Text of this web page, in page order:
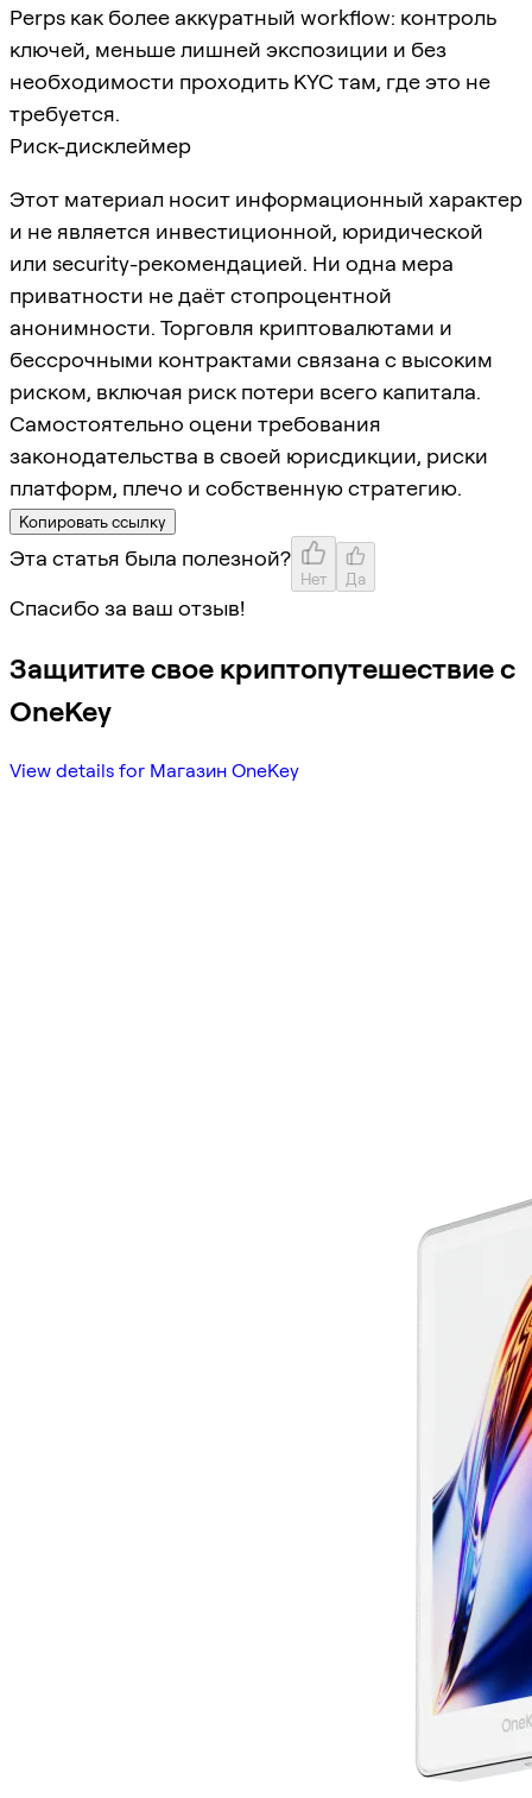
Perps как более аккуратный workflow: контроль
ключей, меньше лишней экспозиции и без
необходимости проходить KYC там, где это не
требуется.
Риск-дисклеймер
Этот материал носит информационный характер
и не является инвестиционной, юридической
или security-рекомендацией. Ни одна мера
приватности не даёт стопроцентной
анонимности. Торговля криптовалютами и
бессрочными контрактами связана с высоким
риском, включая риск потери всего капитала.
Самостоятельно оцени требования
законодательства в своей юрисдикции, риски
платформ, плечо и собственную стратегию.
Копировать ссылку
Эта статья была полезной?
Нет Да
Спасибо за ваш отзыв!
Защитите свое криптопутешествие с
OneKey
View details for Магазин OneKey